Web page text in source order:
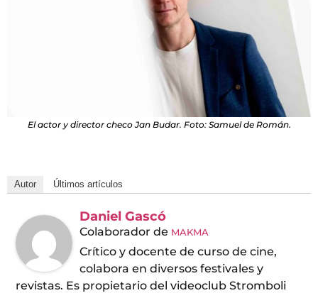
El actor y director checo Jan Budar. Foto: Samuel de Román.
Autor Últimos artículos
Daniel Gascó
Colaborador de MAKMA
Crítico y docente de curso de cine,
colabora en diversos festivales y
revistas. Es propietario del videoclub Stromboli